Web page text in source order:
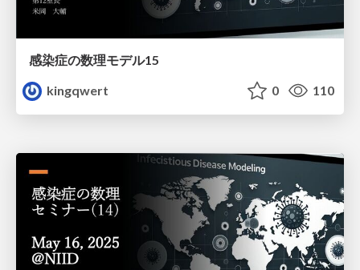
感染症の数理モデル15
kingqwert
0 110